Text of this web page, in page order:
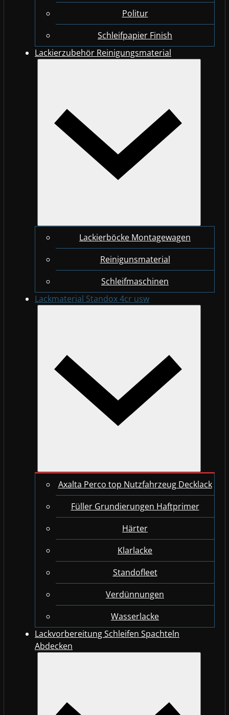
Politur
Schleifpapier Finish
Lackierzubehör Reinigungsmaterial
Lackierböcke Montagewagen
Reinigunsmaterial
Schleifmaschinen
Lackmaterial Standox 4cr usw
Axalta Perco top Nutzfahrzeug Decklack
Füller Grundierungen Haftprimer
Härter
Klarlacke
Standofleet
Verdünnungen
Wasserlacke
Lackvorbereitung Schleifen Spachteln
Abdecken